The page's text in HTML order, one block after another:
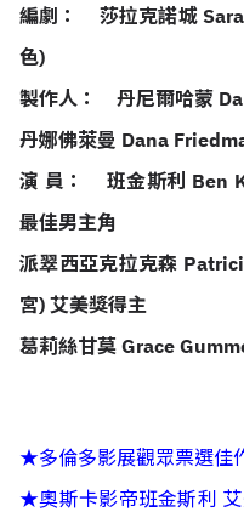
編劇： 莎拉克諾城
色)
製作人： 丹尼爾哈蒙
丹娜佛萊曼 Dana
演 員： 班金斯利 Ben
最佳男主角
派翠西亞克拉克森
宮) 艾美獎得主
葛莉絲甘莫 Grace
★多倫多影展觀眾票選佳
★奧斯卡影帝班金斯利